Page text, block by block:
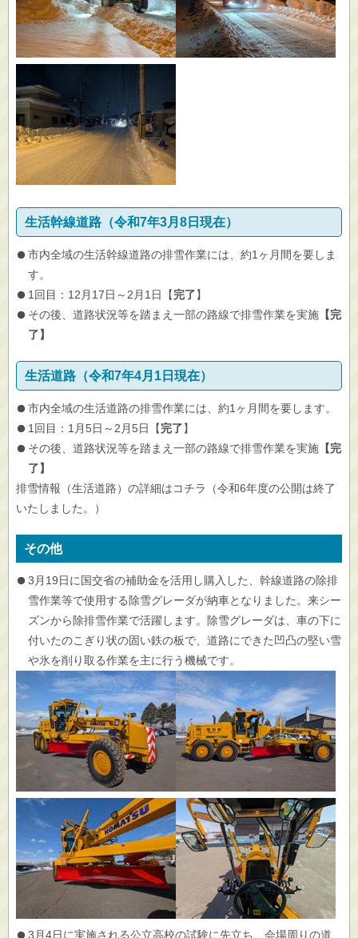
生活幹線道路（令和7年3月8日現在）
市内全域の生活幹線道路の排雪作業には、約1ヶ月間を要しま
す。
1回目：12月17日～2月1日【完了】
その後、道路状況等を踏まえ一部の路線で排雪作業を実施 【完
了】
生活道路（令和7年4月1日現在）
市内全域の生活道路の排雪作業には、約1ヶ月間を要します。
1回目：1月5日～2月5日【完了】
その後、道路状況等を踏まえ一部の路線で排雪作業を実施 【完
了】
排雪情報（生活道路）の詳細はコチラ（令和6年度の公開は終了
いたしました。）
その他
3月19日に国交省の補助金を活用し購入した、幹線道路の除排
雪作業等で使用する除雪グレーダが納車となりました。来シー
ズンから除排雪作業で活躍します。除雪グレーダは、車の下に
付いたのこぎり状の固い鉄の板で、道路にできた凹凸の堅い雪
や氷を削り取る作業を主に行う機械です。
3月4日に実施される公立高校の試験に先立ち、会場周りの道